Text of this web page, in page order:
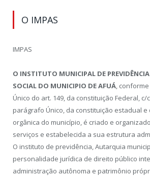
O IMPAS
IMPAS
O INSTITUTO MUNICIPAL DE
SOCIAL DO MUNICIPIO DE AFUÁ,
Único do art. 149, da constituição Federal, c/
parágrafo Único, da constituição estadual e
orgânica do município, é criado e
serviços e estabelecida a sua estrutura
O instituto de previdência, Autarquia
personalidade jurídica de direito público
administração autônoma e patrimônio